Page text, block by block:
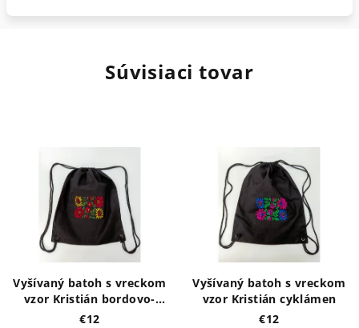
Súvisiaci tovar
Vyšívaný batoh s vreckom
vzor Kristián bordovo-
zlatý
€12
Vyšívaný batoh s vreckom
vzor Kristián cyklámen
€12